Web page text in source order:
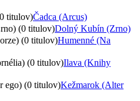
titulov)Čadca (Arcus)
(0 titulov)Dolný Kubín (Zrno)
(0 titulov)Humenné (Na
(0 titulov)Ilava (Knihy
ego) (0 titulov)Kežmarok (Alter